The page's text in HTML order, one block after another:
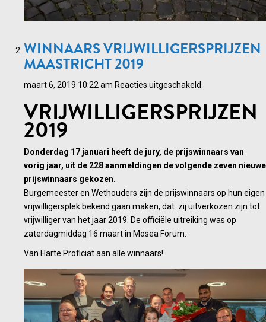
WINNAARS VRIJWILLIGERSPRIJZEN
MAASTRICHT 2019
maart 6, 2019 10:22 am Reacties uitgeschakeld
VRIJWILLIGERSPRIJZEN
2019
Donderdag 17 januari heeft de jury, de prijswinnaars van
vorig jaar, uit de 228 aanmeldingen de volgende zeven nieuwe
prijswinnaars gekozen.
Burgemeester en Wethouders zijn de prijswinnaars op hun eigen
vrijwilligersplek bekend gaan maken, dat zij uitverkozen zijn tot
vrijwilliger van het jaar 2019. De officiële uitreiking was op
zaterdagmiddag 16 maart in Mosea Forum.
Van Harte Proficiat aan alle winnaars!